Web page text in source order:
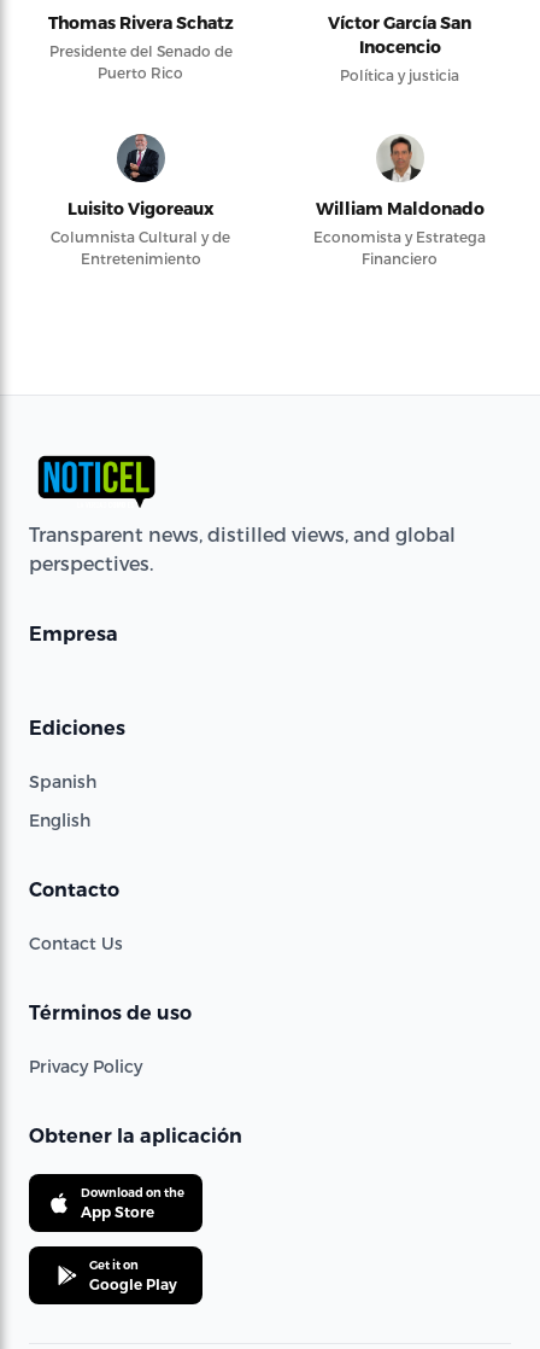
Thomas Rivera Schatz
Presidente del Senado de
Puerto Rico
Víctor García San
Inocencio
Política y justicia
Luisito Vigoreaux
Columnista Cultural y de
Entretenimiento
William Maldonado
Economista y Estratega
Financiero
Transparent news, distilled views, and global
perspectives.
Empresa
Ediciones
Spanish
English
Contacto
Contact Us
Términos de uso
Privacy Policy
Obtener la aplicación
Download on the
App Store
Get it on
Google Play